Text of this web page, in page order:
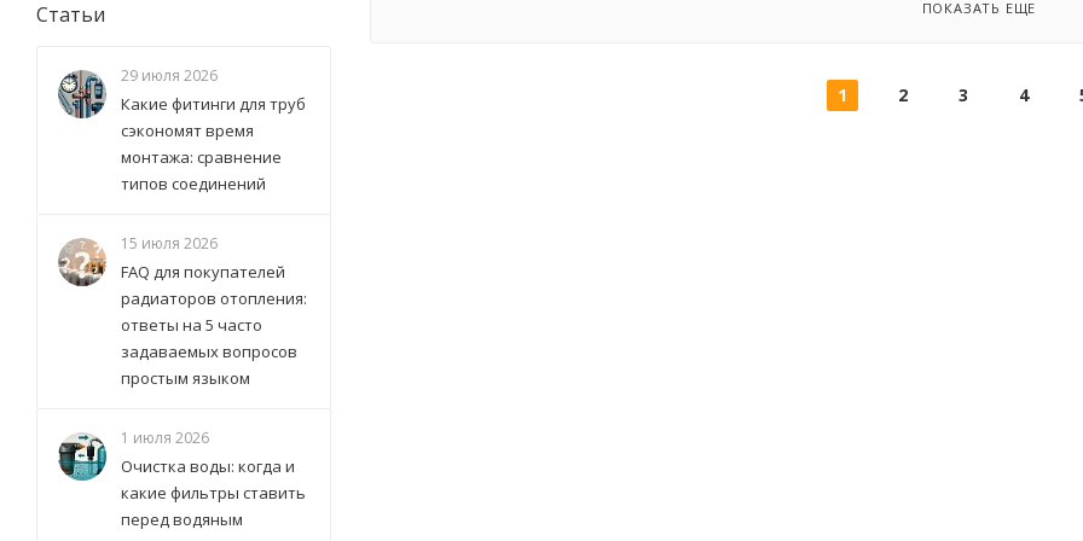
ПОКАЗАТЬ ЕЩЕ
1 2 3 4
Статьи
29 июля 2026
Какие фитинги для труб
сэкономят время
монтажа: сравнение
типов соединений
15 июля 2026
FAQ для покупателей
радиаторов отопления:
ответы на 5 часто
задаваемых вопросов
простым языком
1 июля 2026
Очистка воды: когда и
какие фильтры ставить
перед водяным